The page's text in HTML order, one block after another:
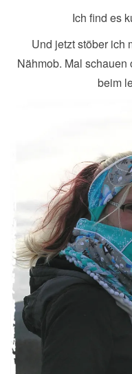
Ich find es
Und jetzt stöber ich
Nähmob. Mal
beim